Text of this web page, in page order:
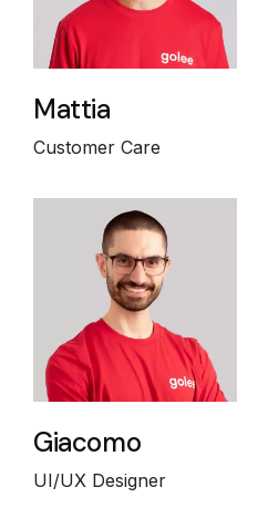
Mattia
Customer Care
Giacomo
UI/UX Designer